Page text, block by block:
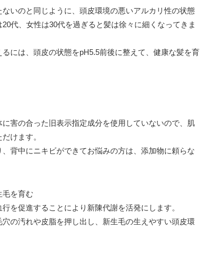
いのと同じように、頭皮環境の悪いアルカリ性の状態
代、女性は30代を過ぎると髪は徐々に細くなってきま
には、頭皮の状態をpH5.5前後に整えて、健康な髪を育
害の合った旧表示指定成分を使用していないので、肌
けます。
背中にニキビができてお悩みの方は、添加物に頼らな
毛を育む
を促進することにより新陳代謝を活発にします。
の汚れや皮脂を押し出し、新生毛の生えやすい頭皮環